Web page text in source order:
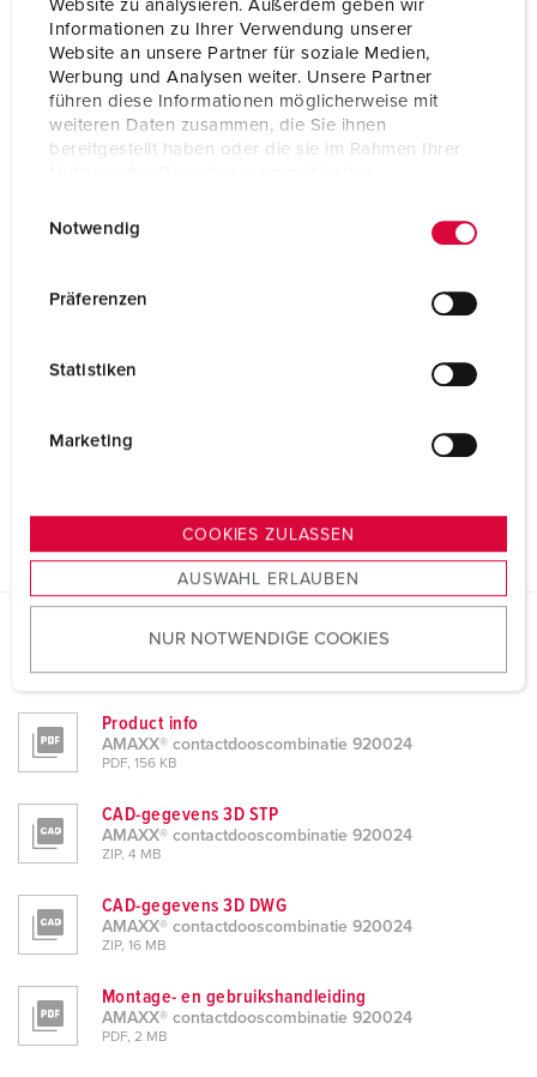
Website zu analysieren. Außerdem geben wir
Informationen zu Ihrer Verwendung unserer
Website an unsere Partner für soziale Medien,
Werbung und Analysen weiter. Unsere Partner
führen diese Informationen möglicherweise mit
weiteren Daten zusammen, die Sie ihnen
bereitgestellt haben oder die sie im Rahmen Ihrer
s
u
w
h
l
Notwendig
Präferenzen
Statistiken
Marketing
COOKIES ZULASSEN
AUSWAHL ERLAUBEN
NUR NOTWENDIGE COOKIES
AMAXX® contactdooscombinatie 920024
Product info
AMAXX® contactdooscombinatie 920024
PDF, 156 KB
CAD-gegevens 3D STP
AMAXX® contactdooscombinatie 920024
ZIP, 4 MB
CAD-gegevens 3D DWG
AMAXX® contactdooscombinatie 920024
ZIP, 16 MB
Montage- en gebruikshandleiding
AMAXX® contactdooscombinatie 920024
PDF, 2 MB